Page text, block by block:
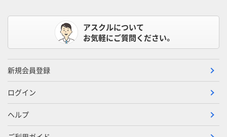
アスクルについて
お気軽にご質問ください。
新規会員登録
ログイン
ヘルプ